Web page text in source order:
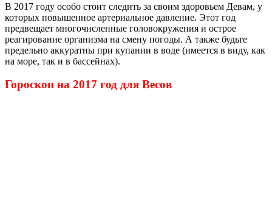
В 2017 году особо стоит следить за своим здоровьем Девам, у
которых повышенное артериальное давление. Этот год
предвещает многочисленные головокружения и острое
реагирование организма на смену погоды. А также будьте
предельно аккуратны при купании в воде (имеется в виду, как
на море, так и в бассейнах).
Гороскоп на 2017 год для Весов